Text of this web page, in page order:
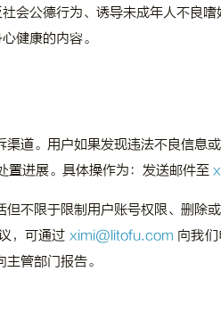
会公德行为、诱导未成年人不良嗜
健康的内容。
道。用户如果发现违法不良信息
置进展。具体操作为：发送邮件至
不限于限制用户账号权限、删除
，可通过 ximi@litofu.com 向我
管部门报告。